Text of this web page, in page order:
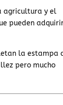
agricultura y el
pueden
la estampa
pero mucho